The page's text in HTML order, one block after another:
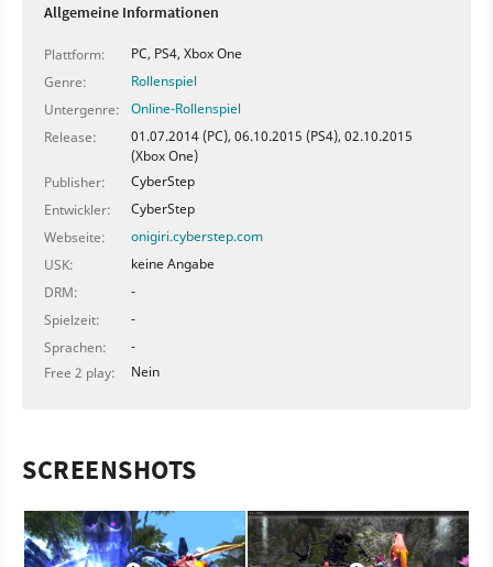
Allgemeine Informationen
Plattform:
PC, PS4, Xbox One
Genre:
Rollenspiel
Untergenre:
Online-Rollenspiel
Release:
01.07.2014 (PC), 06.10.2015 (PS4), 02.10.2015
(Xbox One)
Publisher:
CyberStep
Entwickler:
CyberStep
Webseite:
onigiri.cyberstep.com
USK:
keine Angabe
DRM:
-
Spielzeit:
-
Sprachen:
-
Free 2 play:
Nein
SCREENSHOTS